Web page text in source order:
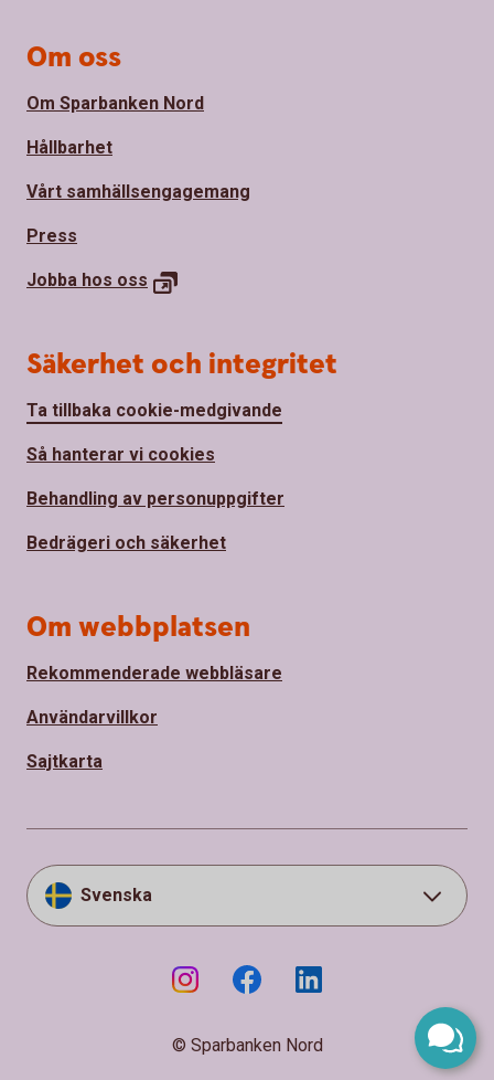
Om oss
Om Sparbanken Nord
Hållbarhet
Vårt samhällsengagemang
Press
Jobba hos oss
Säkerhet och integritet
Ta tillbaka cookie-medgivande
Så hanterar vi cookies
Behandling av personuppgifter
Bedrägeri och säkerhet
Om webbplatsen
Rekommenderade webbläsare
Användarvillkor
Sajtkarta
Svenska
© Sparbanken Nord